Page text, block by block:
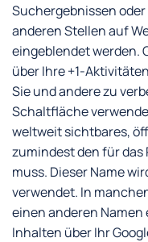
Suchergebnissen
anderen Stellen auf
eingeblendet werden.
über Ihre +1-
Sie und andere zu
Schaltfläche
weltweit sichtbares,
zumindest den für
muss. Dieser Name
verwendet. In
einen anderen Namen
Inhalten über Ihr